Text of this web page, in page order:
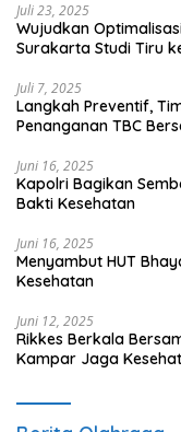
Juli 23, 2025
Wujudkan
Surakarta Studi Tiru
Juli 7, 2025
Langkah Preventif,
Penanganan TBC
Juni 16, 2025
Kapolri Bagikan
Bakti Kesehatan
Juni 16, 2025
Menyambut HUT
Kesehatan
Juni 12, 2025
Rikkes Berkala
Kampar Jaga